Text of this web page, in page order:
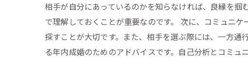
相手が自分にあっているのかを知らなければ、良縁を
で理解しておくことが重要なのです。 次に、コミュニ
探すことが大切です。また、相手を選ぶ際には、一方
る年内成婚のためのアドバイスです。自己分析とコミュ